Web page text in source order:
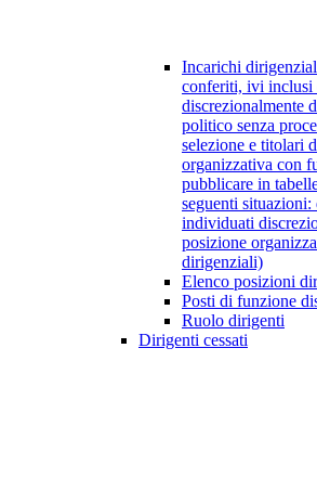
Incarichi
conferiti, ivi inclusi
discrezionalmente
politico senza
selezione e titolari
organizzativa con
pubblicare in
seguenti
individuati
posizione
dirigenziali)
Elenco posizioni
Posti di funzione
Ruolo dirigenti
Dirigenti cessati